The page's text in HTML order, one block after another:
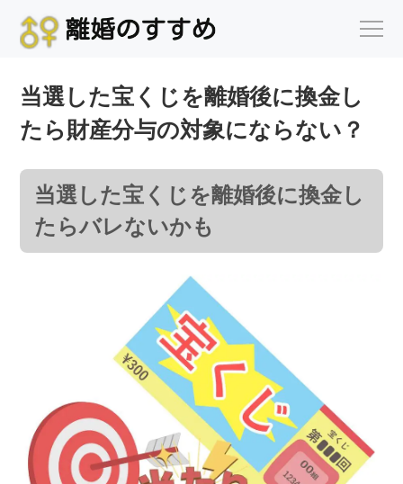
当選した宝くじを離婚後に換金し
たら財産分与の対象にならない？
当選した宝くじを離婚後に換金し
たらバレないかも